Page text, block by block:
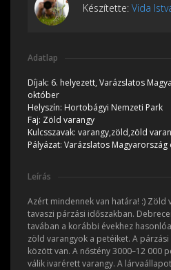
Készítette: Vida
Adatlap
Díjak: 6. helyezett, Varázslatos
október
Helyszín: Hortobágyi Nemzeti Park
Faj: Zöld varangy
Kulcsszavak: varangy,zöld,zöld
Pályázat: Varázslatos Magyarország
Leírás
Azért mindennek van határa! :) Zöld
tavaszi párzási időszakban.
tavában a korábbi évekhez
zöld varangyok a petéiket. A
között van. A nőstény 3000–12 000
válik ivarérett varangy. A